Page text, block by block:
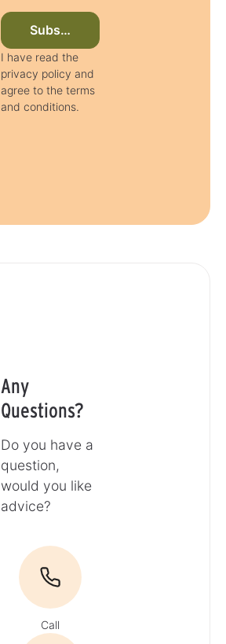
Subscribe to newsletter now
I have read the
privacy policy and
agree to the terms
and conditions.
Any
Questions?
Do you have a
question,
would you like
advice?
Call